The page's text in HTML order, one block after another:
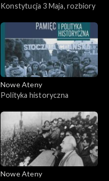
Konstytucja 3 Maja, rozbiory
Nowe Ateny
Polityka historyczna
Nowe Ateny